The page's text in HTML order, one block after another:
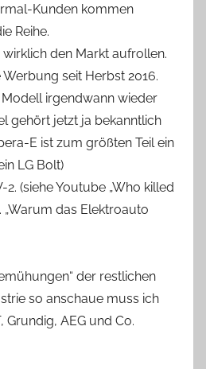
Kunden kommen
Reihe.
den Markt aufrollen.
seit Herbst 2016.
irgendwann wieder
gehört jetzt ja bekanntlich
E ist zum größten Teil ein
LG Bolt)
2. (siehe Youtube „Who killed
„Warum das Elektroauto
der restlichen
so anschaue muss ich
Grundig, AEG und Co.